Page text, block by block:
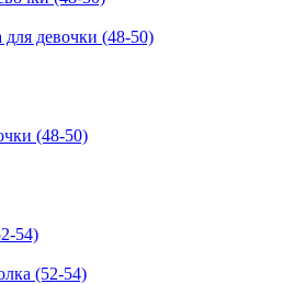
для девочки (48-50)
(48-50)
(52-54)